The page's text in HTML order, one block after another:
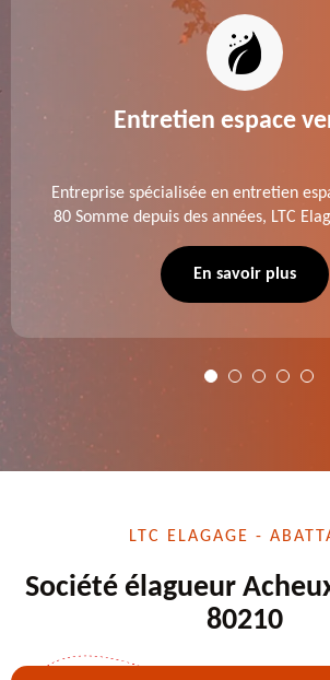
Entretien espace
Entreprise spécialisée en entretien
80 Somme depuis des années, LTC
de dessouchage et autre.
En savoir plus
LTC ELAGAGE -
Société élagueur
80210